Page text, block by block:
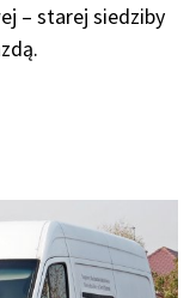
– starej siedziby